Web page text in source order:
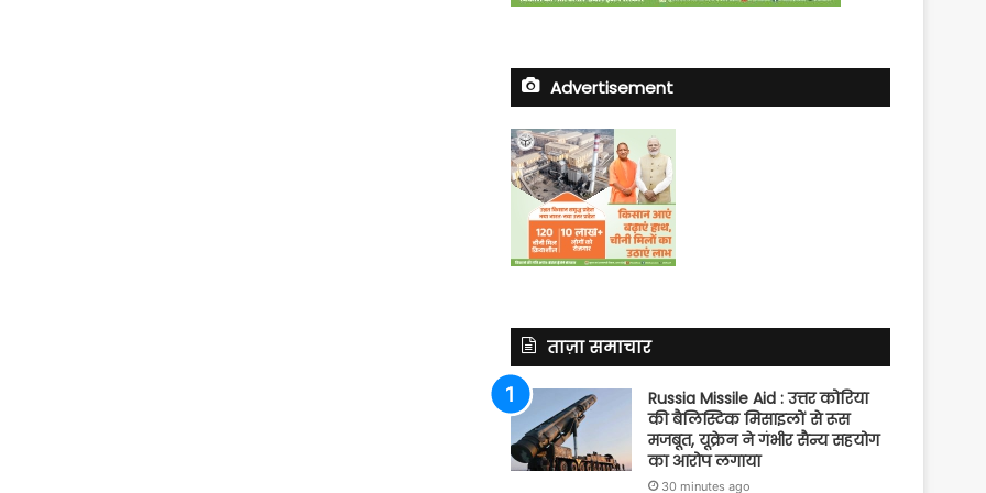
Advertisement
ताज़ा समाचार
Russia Missile Aid : उत्तर कोरिया
की बैलिस्टिक मिसाइलों से रूस
मजबूत, यूक्रेन ने गंभीर सैन्य सहयोग
का आरोप लगाया
30 minutes ago